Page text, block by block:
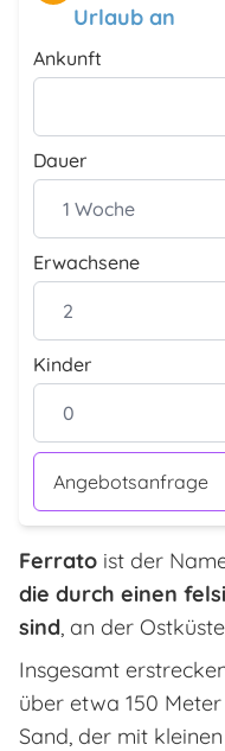
Ferrato ist der
die durch einen
sind, an der
Insgesamt
über etwa 150
Sand, der mit
Urlaub an
Ankunft
Dauer
Erwachsene
Kinder
Angebotsanfrage